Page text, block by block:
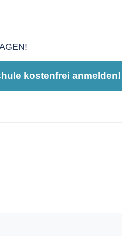
kostenfrei anmelden!